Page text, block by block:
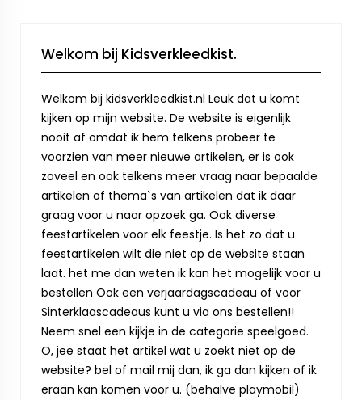
Welkom bij Kidsverkleedkist.
Welkom bij kidsverkleedkist.nl Leuk dat u komt
kijken op mijn website. De website is eigenlijk
nooit af omdat ik hem telkens probeer te
voorzien van meer nieuwe artikelen, er is ook
zoveel en ook telkens meer vraag naar bepaalde
artikelen of thema`s van artikelen dat ik daar
graag voor u naar opzoek ga. Ook diverse
feestartikelen voor elk feestje. Is het zo dat u
feestartikelen wilt die niet op de website staan
laat. het me dan weten ik kan het mogelijk voor u
bestellen Ook een verjaardagscadeau of voor
Sinterklaascadeaus kunt u via ons bestellen!!
Neem snel een kijkje in de categorie speelgoed.
O, jee staat het artikel wat u zoekt niet op de
website? bel of mail mij dan, ik ga dan kijken of ik
eraan kan komen voor u. (behalve playmobil)